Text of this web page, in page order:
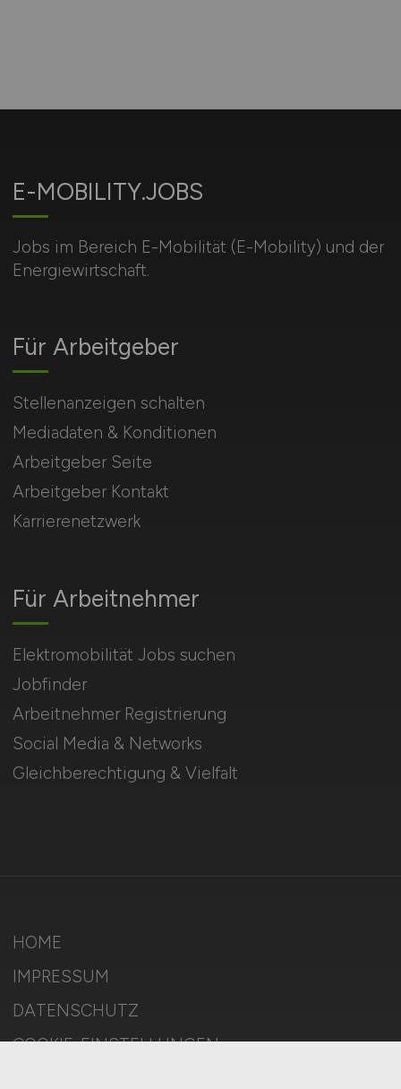
E-MOBILITY.JOBS
Jobs im Bereich E-Mobilität (E-Mobility) und der
Energiewirtschaft.
Für Arbeitnehmer
Elektromobilität Jobs suchen
Jobfinder
Arbeitnehmer Registrierung
Social Media & Networks
Gleichberechtigung & Vielfalt
Für Arbeitgeber
Stellenanzeigen schalten
Mediadaten & Konditionen
Arbeitgeber Seite
Arbeitgeber Kontakt
Karrierenetzwerk
HOME
IMPRESSUM
DATENSCHUTZ
COOKIE-EINSTELLUNGEN